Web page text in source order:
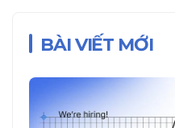
BÀI VIẾT MỚI